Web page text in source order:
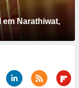
Narathiwat,